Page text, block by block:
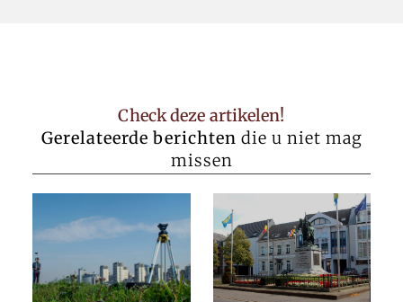
Check deze artikelen!
Gerelateerde berichten die u niet mag
missen